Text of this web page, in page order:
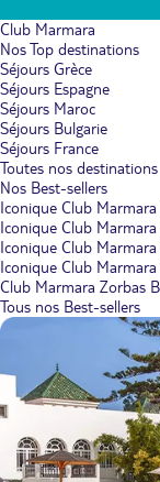
Club Marmara
Nos Top destinations
Séjours Grèce
Séjours Espagne
Séjours Maroc
Séjours Bulgarie
Séjours France
Toutes nos destinations
Nos Best-sellers
Iconique Club
Iconique Club
Iconique Club Marmara
Iconique Club
Club Marmara Zorbas
Tous nos Best-sellers